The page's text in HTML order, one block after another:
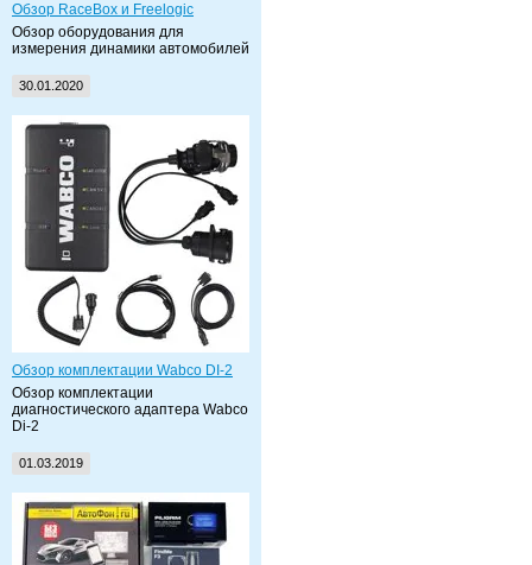
Обзор RaceBox и Freelogic
Обзор оборудования для
измерения динамики автомобилей
30.01.2020
Обзор комплектации Wabco DI-2
Обзор комплектации
диагностического адаптера Wabco
Di-2
01.03.2019